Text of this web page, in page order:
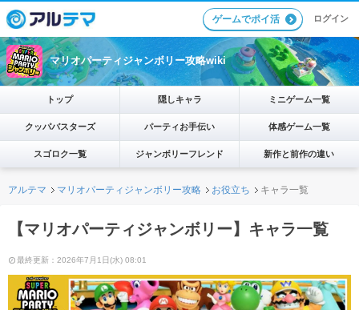
ゲームでポイ活 ログイン
マリオパーティジャンボリー攻略wiki
トップ 隠しキャラ ミニゲーム一覧
クッパバスターズ パーティお手伝い 体感ゲーム一覧
スゴロク一覧 ジャンボリーフレンド 新作と前作の違い
アルテマ マリオパーティジャンボリー攻略 お役立ち キャラ一覧
【マリオパーティジャンボリー】キャラ一覧
最終更新：2026年7月1日(水) 08:01